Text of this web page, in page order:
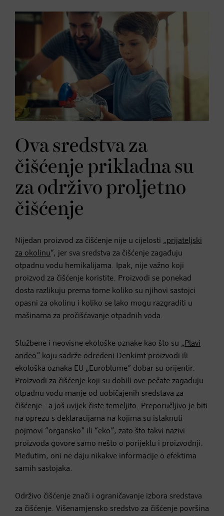
Ova sredstva za
čišćenje prikladna su
za održivo proljetno
čišćenje
Nijedan proizvod za čišćenje nije u cijelosti „prijateljski
za okolinu“, jer sva sredstva za čišćenje zagađuju
otpadnu vodu hemikalijama. Ipak, nije važno koji
proizvod za čišćenje koristite. Proizvodi se ponekad
dosta razlikuju prema tome koliko su njihovi sastojci
opasni za okolinu i koliko se lako mogu razgraditi u
mašinama za pročišćavanje otpadnih voda.
Službene i neovisne ekološke oznake kao što su „Plavi
anđeo” koju sadrže određeni Denkimt proizvodi ili
ekološka oznaka EU „Euroblume” dobar su orijentir.
Proizvodi za čišćenje koji su dobili ove pečate zagađuju
otpadnu vodu manje od uobičajenih sredstava za
čišćenje - a još uvijek čiste temeljito. Preporučljivo je biti
na oprezu s deklaracijama na kojima su istaknuti
pojmovi “organsko” ili “eko”, zato što takvi nazivi
proizvoda govore samo nešto o porijeklu i proizvodnji.
Međutim, oni ne daju nikakve informacije o efektima
samih sastojaka.
Održivo čišćenje znači i ograničavanje izbora sredstava
za čišćenje. Višenamjensko sredstvo za čišćenje površina